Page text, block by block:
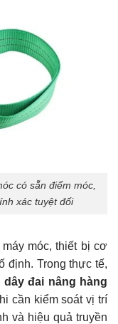
có sẵn điểm móc,
xác tuyệt đối
móc, thiết bị cơ
định. Trong thực tế,
dây đai nâng hàng
cần kiểm soát vị trí
và hiệu quả truyền